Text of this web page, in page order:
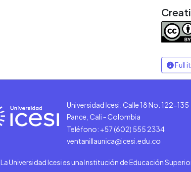
Full
Universidad Icesi: Calle 18 No. 122-135
Pance, Cali - Colombia
Teléfono: +57 (602) 555 2334
ventanillaunica@icesi.edu.co
La Universidad Icesi es una Institución de Educación